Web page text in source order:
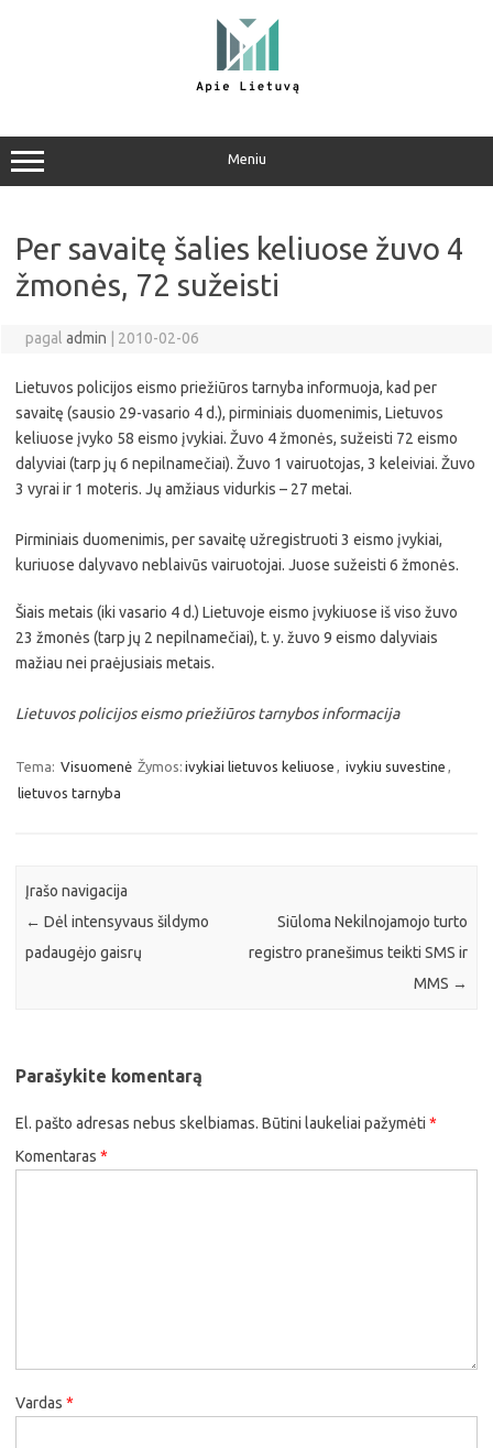
Meniu
Per savaitę šalies keliuose žuvo 4
žmonės, 72 sužeisti
pagal admin 2010-02-06
Lietuvos policijos eismo priežiūros tarnyba informuoja, kad per
savaitę (sausio 29-vasario 4 d.), pirminiais duomenimis, Lietuvos
keliuose įvyko 58 eismo įvykiai. Žuvo 4 žmonės, sužeisti 72 eismo
dalyviai (tarp jų 6 nepilnamečiai). Žuvo 1 vairuotojas, 3 keleiviai. Žuvo
3 vyrai ir 1 moteris. Jų amžiaus vidurkis – 27 metai.
Pirminiais duomenimis, per savaitę užregistruoti 3 eismo įvykiai,
kuriuose dalyvavo neblaivūs vairuotojai. Juose sužeisti 6 žmonės.
Šiais metais (iki vasario 4 d.) Lietuvoje eismo įvykiuose iš viso žuvo
23 žmonės (tarp jų 2 nepilnamečiai), t. y. žuvo 9 eismo dalyviais
mažiau nei praėjusiais metais.
Lietuvos policijos eismo priežiūros tarnybos informacija
Tema: Visuomenė Žymos: ivykiai lietuvos keliuose , ivykiu suvestine ,
lietuvos tarnyba
Įrašo navigacija
← Dėl intensyvaus šildymo
padaugėjo gaisrų
Siūloma Nekilnojamojo turto
registro pranešimus teikti SMS ir
MMS →
Parašykite komentarą
El. pašto adresas nebus skelbiamas. Būtini laukeliai pažymėti *
Komentaras *
Vardas *